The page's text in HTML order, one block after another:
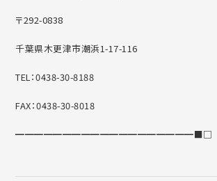
〒292-0838
千葉県木更津市潮浜1-17-116
TEL：0438-30-8188
FAX：0438-30-8018
━━━━━━━━━━━━━━━━━━━■□